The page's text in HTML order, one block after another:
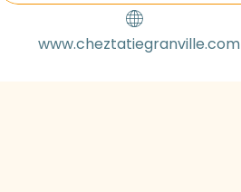
www.cheztatiegranville.com